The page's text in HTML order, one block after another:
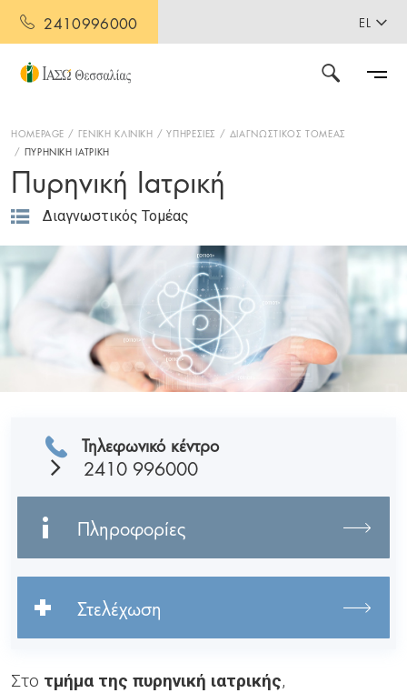
2410996000 EL
HOMEPAGE ΓΕΝΙΚΗ ΚΛΙΝΙΚΗ ΥΠΗΡΕΣΙΕΣ
ΔΙΑΓΝΩΣΤΙΚΟΣ ΤΟΜΕΑΣ
ΠΥΡΗΝΙΚΗ ΙΑΤΡΙΚΗ
Πυρηνική Ιατρική
Διαγνωστικός Τομέας
Τηλεφωνικό κέντρο
2410 996000
Πληροφορίες
Στελέχωση
Στο τμήμα της πυρηνική ιατρικής,